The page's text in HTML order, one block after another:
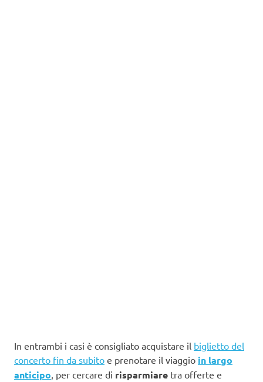
In entrambi i casi è consigliato acquistare il biglietto del
concerto fin da subito e prenotare il viaggio in largo
anticipo, per cercare di risparmiare tra offerte e